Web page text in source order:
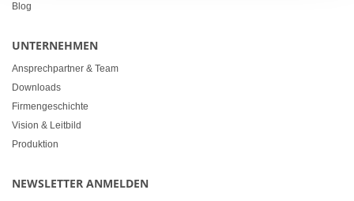
Blog
UNTERNEHMEN
Ansprechpartner & Team
Downloads
Firmengeschichte
Vision & Leitbild
Produktion
NEWSLETTER ANMELDEN